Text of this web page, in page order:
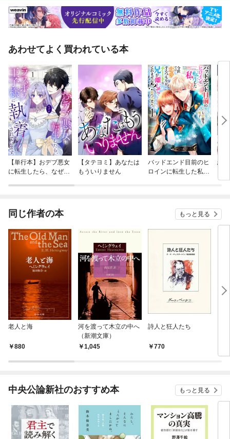
あわせてよく買われている本
【単行本】おデブ悪女
に転生したら、なぜか
【タテヨミ】あなたは
もういりません
バッドエンド目前のヒ
ロインに転生した私、
結
同じ作者の本 もっと見る
老人と海
880
河を渡って木立の中へ
（新潮文庫）
1,045
詩人と狂人たち
770
中央公論新社のおすすめ本 もっと見る